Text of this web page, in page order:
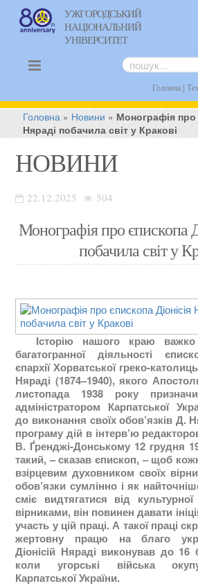
УЖГОРОДСЬКИЙ
НАЦІОНАЛЬНИЙ
УНІВЕРСИТЕТ
Головна|
Головна » Новини » Монографія про
Няраді побачила світ у Кракові
НОВИНИ
22.12.2025 504
Монографія про єпископа
побачила світ у
Історію нашого краю
багатогранної діяльності
єпархії Хорватської греко-
Няраді (1874–1940), якого
листопада 1938 року
адміністратором Карпатської
до виконання своїх обов’язків Д.
програму дій в інтерв’ю
В. Ґренджі-Донському 12 грудня
такий, – сказав єпископ, – щоб
взірцевим духовником своїх
обов’язки сумлінно і як
сміє видтягатися від
вірниками, він повинен давати
участь у цій праці. А такої праці
жертовну працю на благо
Діонісій Няраді виконував до 16
коли угорські війська
Карпатської України.